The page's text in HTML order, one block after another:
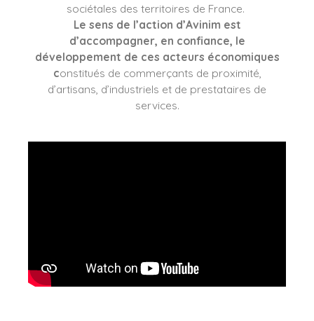
sociétales des territoires de France.
Le sens de l’action d’Avinim est
d’accompagner, en confiance, le
développement de ces acteurs économiques
constitués de commerçants de proximité,
d’artisans, d’industriels et de prestataires de
services.